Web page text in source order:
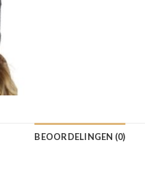
BEOORDELINGEN (0)